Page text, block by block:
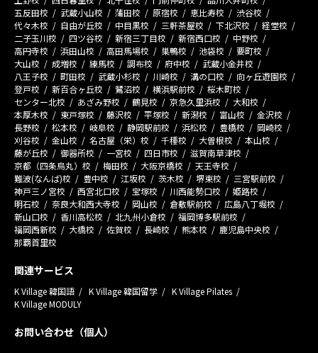
五反田校
武蔵小山校 蒲田校 原宿校 恵比寿校
渋谷校
代々木校
自由が丘校 中目黒校 三軒茶屋校 下北沢校
経堂校
二子玉川校
四ツ谷校 新宿三丁目校 新宿西口校
中野校
高円寺校
浜田山校 高田馬場校 巣鴨校 池袋校
要町校
大山校
成増校 練馬校 調布校 府中校
武蔵小金井校
八王子校
町田校 武蔵小杉校 川崎校 溝の口校
向ヶ丘遊園校
登戸校
新百合ヶ丘校 鷺沼校 横浜駅前校
桜木町校
センター北校
あざみ野校 鶴見校 京急久里浜校
大和校
本厚木校
東戸塚校 藤沢校 平塚校 新潟校 富山校
金沢校
長野校
松本校 岐阜校 静岡駅前校 浜松校 豊橋校
岡崎校
刈谷校
金山校 名古屋（栄）校 千種校 大曽根校
本山校
藤が丘校
御器所校 一宮校 四日市校
滋賀南草津校
京都（四条烏丸）校
梅田校 大阪京橋校
天王寺校
難波(なんば)校
豊中校 江坂校 茨木校 堺東校
三宮駅前校
神戸三ノ宮校
西宮北口校 宝塚校 川西能勢口校
姫路校
明石校
奈良大和西大寺校 岡山校 倉敷駅前校
広島八丁堀校
新山口校
香川高松校 北九州小倉校
福岡博多駅前校
福岡西新校
大橋校 佐賀校 長崎校 熊本校
鹿児島中央校
那覇首里校
関連サービス
K Village 韓国語 K Village 韓国留学
K Village Pilates
K Village MODULY
お問い合わせ（個人）